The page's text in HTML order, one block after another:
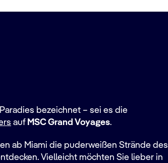
bezeichnet – sei es die
auf MSC Grand Voyages.
ab Miami die puderweißen Strände des
Vielleicht möchten Sie lieber in